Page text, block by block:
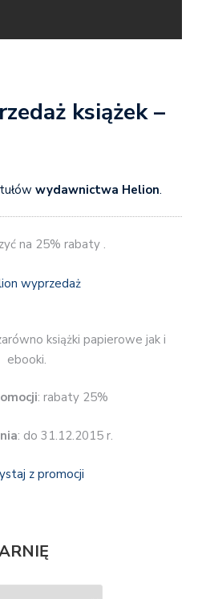
książek –
wydawnictwa Helion.
na 25% rabaty .
książki papierowe jak i
ebooki.
: rabaty 25%
: do 31.12.2015 r.
z promocji